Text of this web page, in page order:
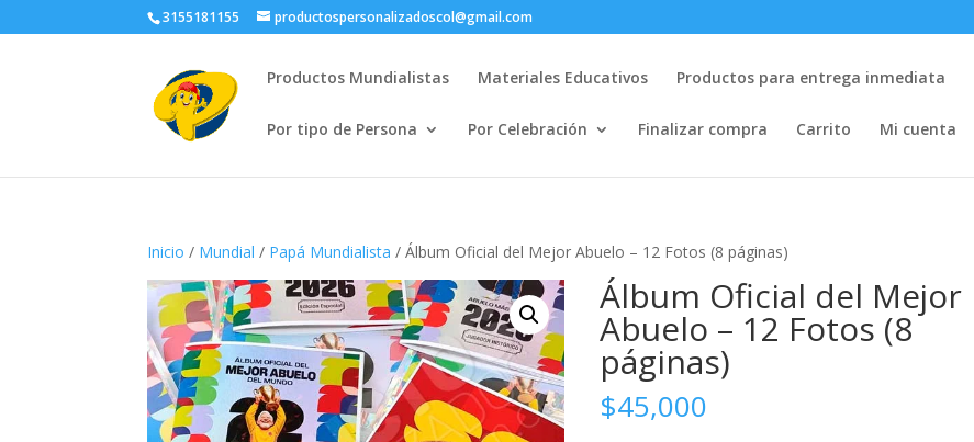
3155181155 productospersonalizadoscol@gmail.com
Productos Mundialistas Materiales Educativos Productos para entrega inmediata
Por tipo de Persona Por Celebración Finalizar compra Carrito Mi cuenta
Inicio / Mundial / Papá Mundialista / Álbum Oficial del Mejor Abuelo – 12 Fotos (8 páginas)
Álbum Oficial del Mejor
Abuelo – 12 Fotos (8
páginas)
$45,000